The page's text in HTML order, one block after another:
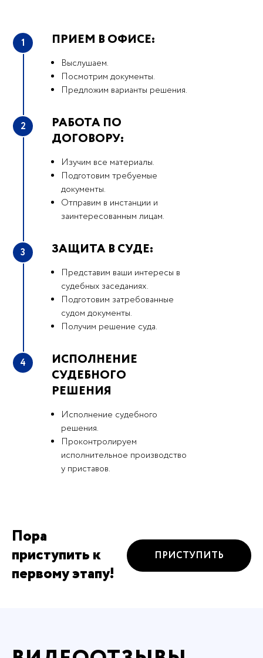
1 ПРИЕМ В ОФИСЕ:
Выслушаем.
Посмотрим документы.
Предложим варианты решения.
2
РАБОТА ПО
ДОГОВОРУ:
Изучим все материалы.
Подготовим требуемые
документы.
Отправим в инстанции и
заинтересованным лицам.
3 ЗАЩИТА В СУДЕ:
Представим ваши интересы в
судебных заседаниях.
Подготовим затребованные
судом документы.
Получим решение суда.
4
ИСПОЛНЕНИЕ
СУДЕБНОГО
РЕШЕНИЯ
Исполнение судебного
решения.
Проконтролируем
исполнительное производство
у приставов.
Пора
приступить к
первому этапу!
ПРИСТУПИТЬ